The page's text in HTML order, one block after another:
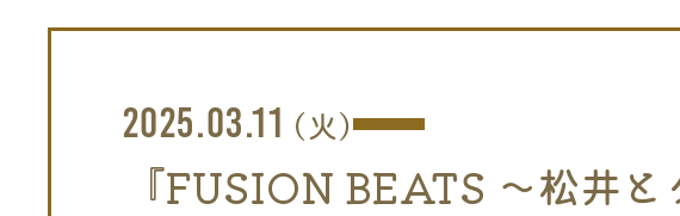
2025.03.11 (火)
『FUSION BEATS 〜松井と